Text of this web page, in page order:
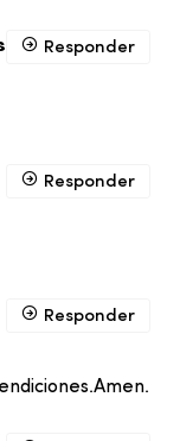
Responder
Responder
Responder